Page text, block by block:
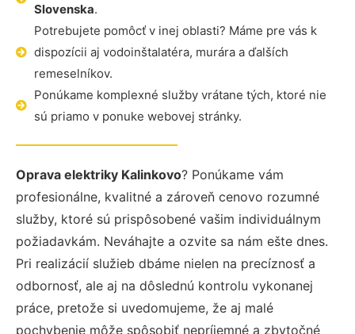
Slovenska.
Potrebujete pomôcť v inej oblasti? Máme pre vás k
dispozícii aj vodoinštalatéra, murára a ďalších
remeselníkov.
Ponúkame komplexné služby vrátane tých, ktoré nie
sú priamo v ponuke webovej stránky.
Oprava elektriky Kalinkovo? Ponúkame vám
profesionálne, kvalitné a zároveň cenovo rozumné
služby, ktoré sú prispôsobené vašim individuálnym
požiadavkám. Neváhajte a ozvite sa nám ešte dnes.
Pri realizácií služieb dbáme nielen na precíznosť a
odbornosť, ale aj na dôslednú kontrolu vykonanej
práce, pretože si uvedomujeme, že aj malé
pochybenie môže spôsobiť nepríjemné a zbytočné